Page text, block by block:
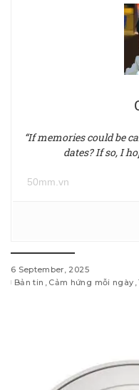
“If memories could be
dates? If so, I
50mm.vn
6 September, 2025
Bản tin
Cảm hứng mỗi ngày